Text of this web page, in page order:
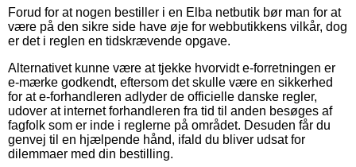
Forud for at nogen bestiller i en Elba netbutik bør man for at
være på den sikre side have øje for webbutikkens vilkår, dog
er det i reglen en tidskrævende opgave.
Alternativet kunne være at tjekke hvorvidt e-forretningen er
e-mærke godkendt, eftersom det skulle være en sikkerhed
for at e-forhandleren adlyder de officielle danske regler,
udover at internet forhandleren fra tid til anden besøges af
fagfolk som er inde i reglerne på området. Desuden får du
genvej til en hjælpende hånd, ifald du bliver udsat for
dilemmaer med din bestilling.